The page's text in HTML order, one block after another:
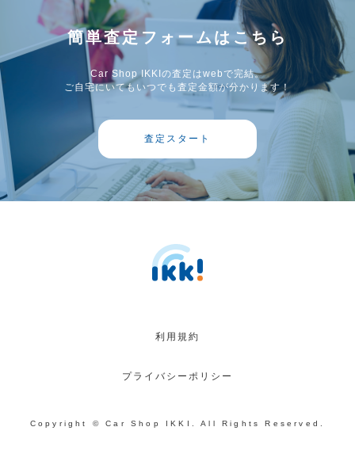
簡単査定フォームはこちら
Car Shop IKKIの査定はwebで完結。
ご自宅にいてもいつでも査定金額が分かります！
査定スタート
利用規約
プライバシーポリシー
Copyright © Car Shop IKKI. All Rights Reserved.